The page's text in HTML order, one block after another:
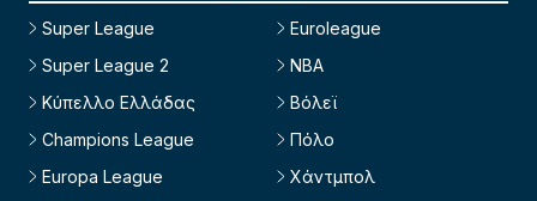
Super League
Super League 2
Κύπελλο Ελλάδας
Champions League
Europa League
Euroleague
NBA
Βόλεϊ
Πόλο
Χάντμπολ